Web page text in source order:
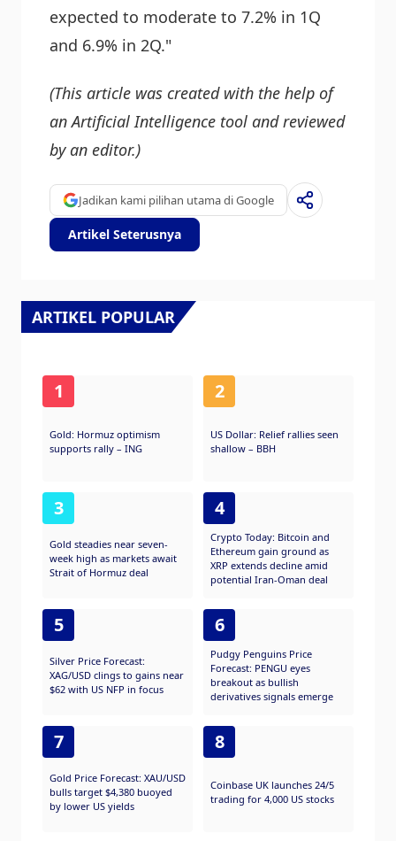
expected to moderate to 7.2% in 1Q
and 6.9% in 2Q."
(This article was created with the help of
an Artificial Intelligence tool and reviewed
by an editor.)
Jadikan kami pilihan utama di Google
Artikel Seterusnya
ARTIKEL POPULAR
1
Gold: Hormuz optimism
supports rally – ING
2
US Dollar: Relief rallies seen
shallow – BBH
3
Gold steadies near seven-
week high as markets await
Strait of Hormuz deal
4
Crypto Today: Bitcoin and
Ethereum gain ground as
XRP extends decline amid
potential Iran-Oman deal
5
Silver Price Forecast:
XAG/USD clings to gains near
$62 with US NFP in focus
6
Pudgy Penguins Price
Forecast: PENGU eyes
breakout as bullish
derivatives signals emerge
7
Gold Price Forecast: XAU/USD
bulls target $4,380 buoyed
by lower US yields
8
Coinbase UK launches 24/5
trading for 4,000 US stocks